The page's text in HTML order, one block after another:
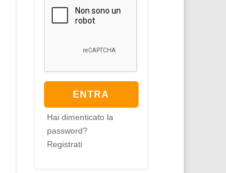
Hai dimenticato la
password?
Registrati